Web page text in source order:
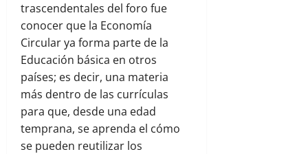
trascendentales del foro fue
conocer que la Economía
Circular ya forma parte de la
Educación básica en otros
países; es decir, una materia
más dentro de las currículas
para que, desde una edad
temprana, se aprenda el cómo
se pueden reutilizar los